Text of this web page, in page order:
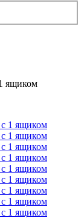
ящиком